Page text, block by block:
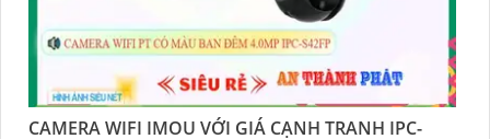
CAMERA WIFI IMOU VỚI GIÁ CẠNH TRANH IPC-